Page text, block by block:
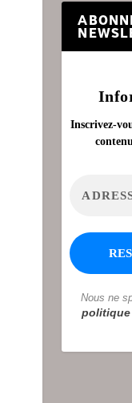
Inscrivez-
Nous ne